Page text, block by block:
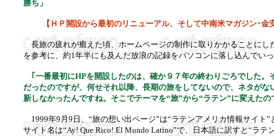
勝ち」
【ＨＰ開設から最初のリニューアル、そして中南米マガジン･金
長旅の疲れが癒えた頃、ホームページの制作に取りかかることにし
を参考に、約1年半にも及んだ放浪の記録をパソコンに落し込んでい
｢一番最初にHPを開設したのは、確か９７年の終わりごろでした。
だったのですが、何せそれ以降、長期の旅をしてないので、ネタがな
新しなかったんですね。そこでテーマを“旅”から“ラテン”に変えたの
1999年9月9日、“旅の想い出ページ”は“ラテンアメリカ情報サイト
サイト名は“Ay! Que Rico! El Mundo Latino”で、日本語に訳すと“ラテ